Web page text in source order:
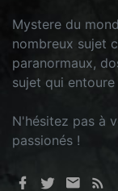
Mystere du
nombreux sujet
paranormaux,
sujet qui
N'hésitez pas à
passionés !